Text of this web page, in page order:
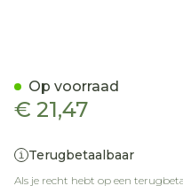
€ 21,47
Terugbetaalbaar
Als je recht hebt op een
Op voorraad